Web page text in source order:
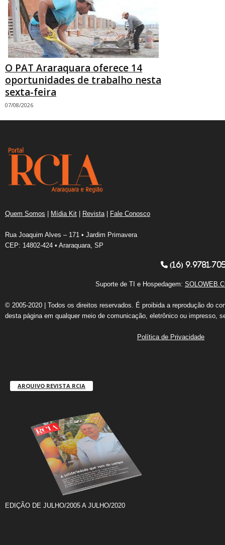
O PAT Araraquara oferece 14
oportunidades de trabalho nesta
sexta-feira
07/08/2026
Quem Somos | Mídia Kit | Revista | Fale Conosco
Rua Joaquim Alves – 171 • Jardim Primavera
CEP: 14802-424 • Araraquara, SP
(16)
Suporte de TI e Hospedagem:
© 2005-2020 | Todos os direitos reservados. É proibida a reprodução do
desta página em qualquer meio de comunicação, eletrônico ou impresso,
Política de Privacidade
ARQUIVO REVISTA RCIA
EDIÇÃO DE JULHO/2005 A JULHO/2020